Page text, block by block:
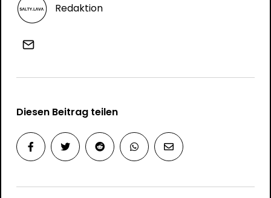
Redaktion
Diesen Beitrag teilen